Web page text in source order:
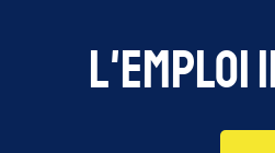
L'emploi